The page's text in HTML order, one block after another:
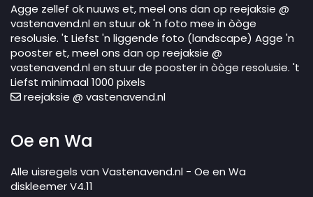
Agge zellef ok nuuws et, meel ons dan op reejaksie @
vastenavend.nl en stuur ok 'n foto mee in òòge
resolusie. 't Liefst 'n liggende foto (landscape) Agge 'n
pooster et, meel ons dan op reejaksie @
vastenavend.nl en stuur de pooster in òòge resolusie. 't
Liefst minimaal 1000 pixels
reejaksie @ vastenavend.nl
Oe en Wa
Alle uisregels van Vastenavend.nl - Oe en Wa
diskleemer V4.11